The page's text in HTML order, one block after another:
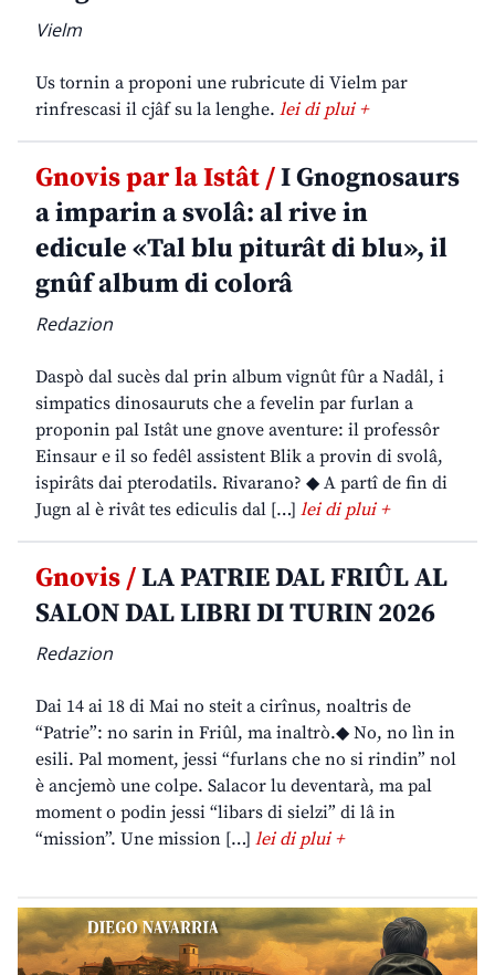
Vielm
Us tornin a proponi une rubricute di Vielm par
rinfrescasi il cjâf su la lenghe. lei di plui +
Gnovis par la Istât /I Gnognosaurs
a imparin a svolâ: al rive in
edicule «Tal blu piturât di blu», il
gnûf album di colorâ
Redazion
Daspò dal sucès dal prin album vignût fûr a Nadâl, i
simpatics dinosauruts che a fevelin par furlan a
proponin pal Istât une gnove aventure: il professôr
Einsaur e il so fedêl assistent Blik a provin di svolâ,
ispirâts dai pterodatils. Rivarano? ◆ A partî de fin di
Jugn al è rivât tes ediculis dal […] lei di plui +
Gnovis /LA PATRIE DAL FRIÛL AL
SALON DAL LIBRI DI TURIN 2026
Redazion
Dai 14 ai 18 di Mai no steit a cirînus, noaltris de
“Patrie”: no sarin in Friûl, ma inaltrò.◆ No, no lìn in
esili. Pal moment, jessi “furlans che no si rindin” nol
è ancjemò une colpe. Salacor lu deventarà, ma pal
moment o podin jessi “libars di sielzi” di lâ in
“mission”. Une mission […] lei di plui +